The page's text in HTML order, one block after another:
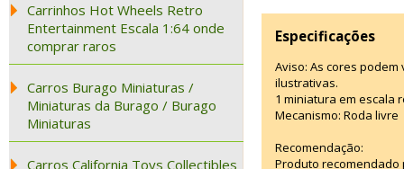
Carrinhos Hot Wheels Retro
Entertainment Escala 1:64 onde
comprar raros
Carros Burago Miniaturas /
Miniaturas da Burago / Burago
Miniaturas
Carros California Toys Collectibles
Especificações
Aviso: As cores
ilustrativas.
1 miniatura em escala
Mecanismo: Roda livre
Recomendação:
Produto recomendado